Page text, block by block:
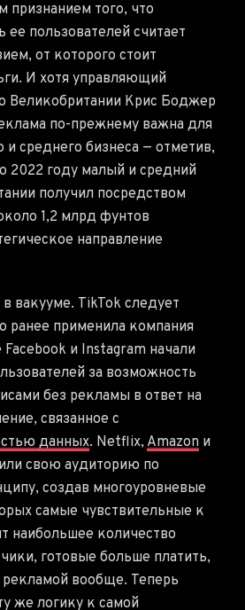
признанием того, что
ее пользователей считает
от которого стоит
И хотя управляющий
Великобритании Крис Боджер
по-прежнему важна для
среднего бизнеса — отметив,
2022 году малый и средний
получил посредством
1,2 млрд фунтов
направление
вакууме. TikTok следует
ранее применила компания
и Instagram начали
за возможность
без рекламы в ответ на
связанное с
данных. Netflix, Amazon и
свою аудиторию по
создав многоуровневые
самые чувствительные к
наибольшее количество
готовые больше платить,
рекламой вообще. Теперь
же логику к самой